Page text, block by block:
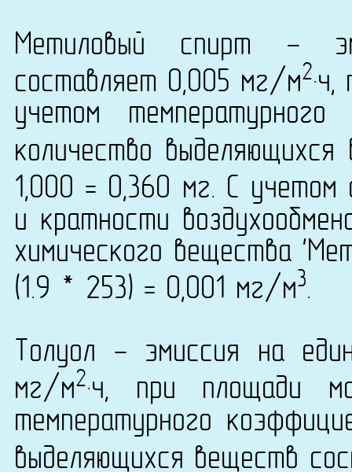
Метиловый спирт -
составляет 0,005 мг/м2
учетом
количество
1,000 = 0,360 мг. С
и кратности
химического вещества
(1.9 * 253) = 0,001 мг/м3.
Толуол - эмиссия на
мг/м2·ч, при площади
температурного
выделяющихся веществ